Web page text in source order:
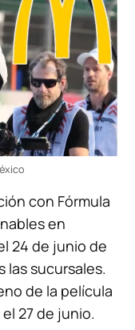
con Fórmula
en
24 de junio de
las sucursales.
de la película
27 de junio.